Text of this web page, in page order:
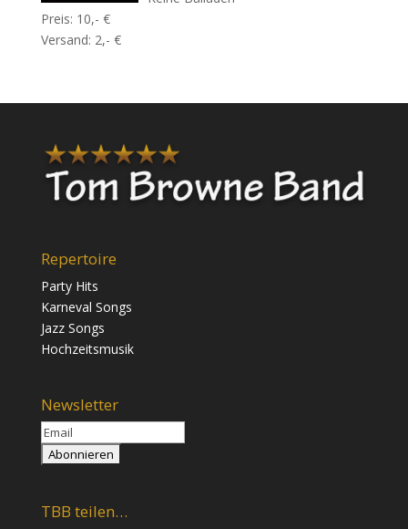
Preis: 10,- €
Versand: 2,- €
Repertoire
Party Hits
Karneval Songs
Jazz Songs
Hochzeitsmusik
Newsletter
TBB teilen…